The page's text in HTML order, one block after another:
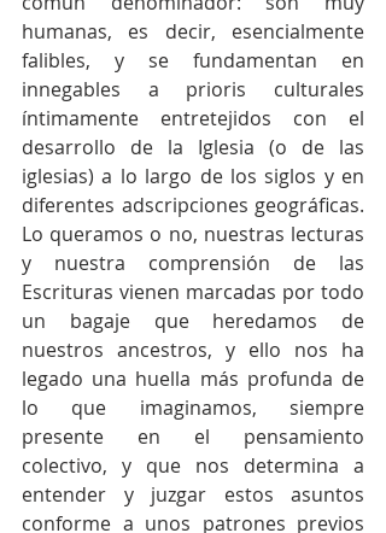
humanas, es decir, esencialmente
falibles, y se fundamentan en
innegables a prioris culturales
íntimamente entretejidos con el
desarrollo de la Iglesia (o de las
iglesias) a lo largo de los siglos y en
diferentes adscripciones geográficas.
Lo queramos o no, nuestras lecturas
y nuestra comprensión de las
Escrituras vienen marcadas por todo
un bagaje que heredamos de
nuestros ancestros, y ello nos ha
legado una huella más profunda de
lo que imaginamos, siempre
presente en el pensamiento
colectivo, y que nos determina a
entender y juzgar estos asuntos
conforme a unos patrones previos